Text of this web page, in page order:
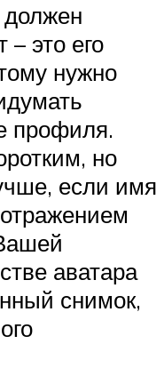
– это его
нужно
профиля.
но
если имя
аватара
снимок,